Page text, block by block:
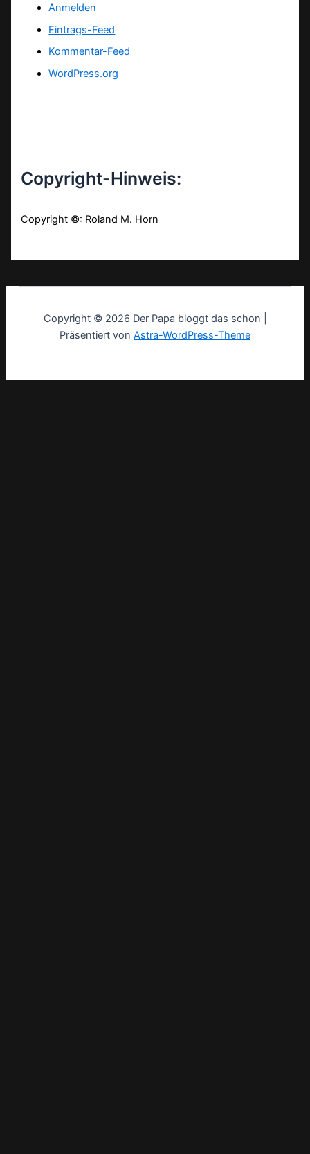
Anmelden
Eintrags-Feed
Kommentar-Feed
WordPress.org
Copyright-Hinweis:
Copyright ©: Roland M. Horn
Copyright © 2026 Der Papa bloggt das schon |
Präsentiert von Astra-WordPress-Theme